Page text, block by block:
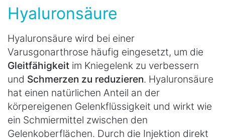
Hyaluronsäure
Hyaluronsäure wird bei einer
Varusgonarthrose häufig eingesetzt, um die
Gleitfähigkeit im Kniegelenk zu verbessern
und Schmerzen zu reduzieren. Hyaluronsäure
hat einen natürlichen Anteil an der
körpereigenen Gelenkflüssigkeit und wirkt wie
ein Schmiermittel zwischen den
Gelenkoberflächen. Durch die Injektion direkt